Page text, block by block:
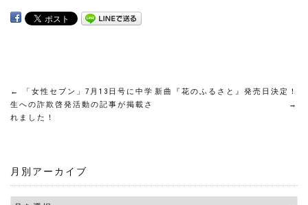
投
稿
ビ
←
「女性セブン」7月13日号に中学
生への詐欺啓発活動の記事が掲載さ
れました！
新曲『花のふるさと』発売日決定！
→
月別アーカイブ